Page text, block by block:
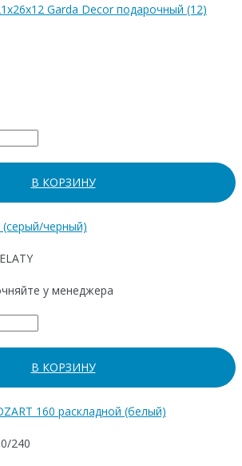
Garda Decor подарочный (12)
В КОРЗИНУ
(серый/черный)
у менеджера
В КОРЗИНУ
160 раскладной (белый)
240